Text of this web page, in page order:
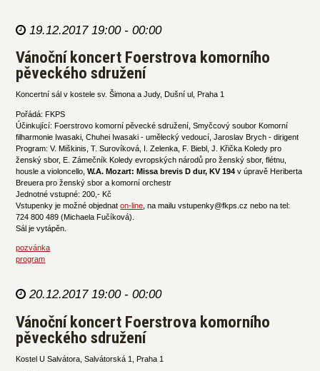
19.12.2017 19:00 - 00:00
Vánoční koncert Foerstrova komorního
pěveckého sdružení
Koncertní sál v kostele sv. Šimona a Judy, Dušní ul, Praha 1
Pořádá: FKPS
Účinkující: Foerstrovo komorní pěvecké sdružení, Smyčcový soubor Komorní
filharmonie Iwasaki, Chuhei Iwasaki - umělecký vedoucí, Jaroslav Brych - dirigent
Program: V. Miškinis, T. Surovíková, I. Zelenka, F. Biebl, J. Křička Koledy pro
ženský sbor, E. Zámečník Koledy evropských národů pro ženský sbor, flétnu,
housle a violoncello,W.A. Mozart: Missa brevis D dur, KV 194 v úpravě Heriberta
Breuera pro ženský sbor a komorní orchestr
Jednotné vstupné: 200,- Kč
Vstupenky je možné objednaton-line , na mailu vstupenky@fkps.cz nebo na tel:
724 800 489 (Michaela Fučíková).
Sál je vytápěn.
pozvánka
program
20.12.2017 19:00 - 00:00
Vánoční koncert Foerstrova komorního
pěveckého sdružení
Kostel U Salvátora, Salvátorská 1, Praha 1